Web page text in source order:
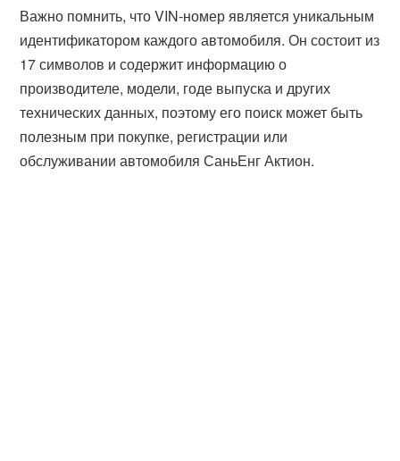
Важно помнить, что VIN-номер является уникальным
идентификатором каждого автомобиля. Он состоит из
17 символов и содержит информацию о
производителе, модели, годе выпуска и других
технических данных, поэтому его поиск может быть
полезным при покупке, регистрации или
обслуживании автомобиля СаньЕнг Актион.